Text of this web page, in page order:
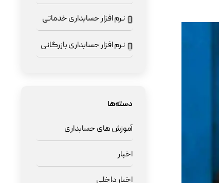
نرم افزار حسابداری خدماتی
نرم افزار حسابداری بازرگانی
دسته‌ها
آموزش های حسابداری
اخبار
اخبار داخلی